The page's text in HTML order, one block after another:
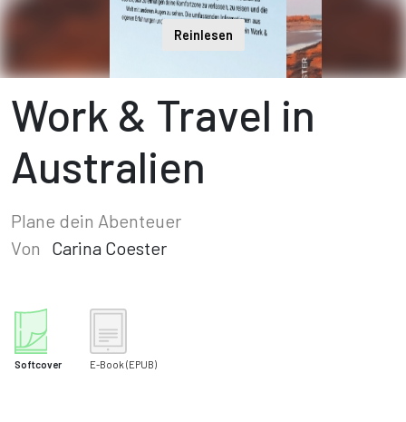
Reinlesen
Work & Travel in
Australien
Plane dein Abenteuer
Von
Carina Coester
Softcover E-Book (EPUB)